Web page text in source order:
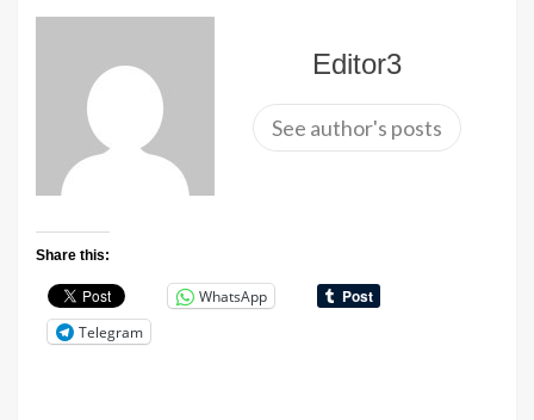
Editor3
See author's posts
Share this:
WhatsApp
Telegram